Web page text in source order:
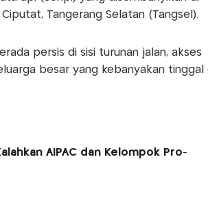
Tangerang Selatan (Tangsel).
persis di sisi turunan jalan, akses
besar yang kebanyakan tinggal
AIPAC dan Kelompok Pro-